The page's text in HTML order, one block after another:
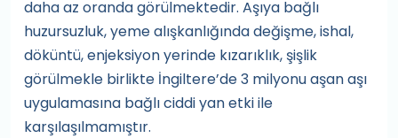
daha az oranda görülmektedir. Aşıya bağlı
huzursuzluk, yeme alışkanlığında değişme, ishal,
döküntü, enjeksiyon yerinde kızarıklık, şişlik
görülmekle birlikte İngiltere’de 3 milyonu aşan aşı
uygulamasına bağlı ciddi yan etki ile
karşılaşılmamıştır.